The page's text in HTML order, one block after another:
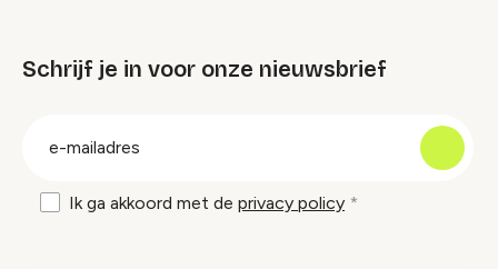
Schrijf je in voor onze nieuwsbrief
Ik ga akkoord met de privacy policy